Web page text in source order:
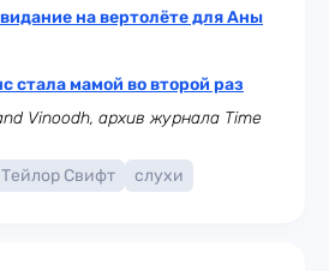
на вертолёте для Аны
стала мамой во второй раз
Vinoodh, архив журнала Time
Тейлор Свифт слухи